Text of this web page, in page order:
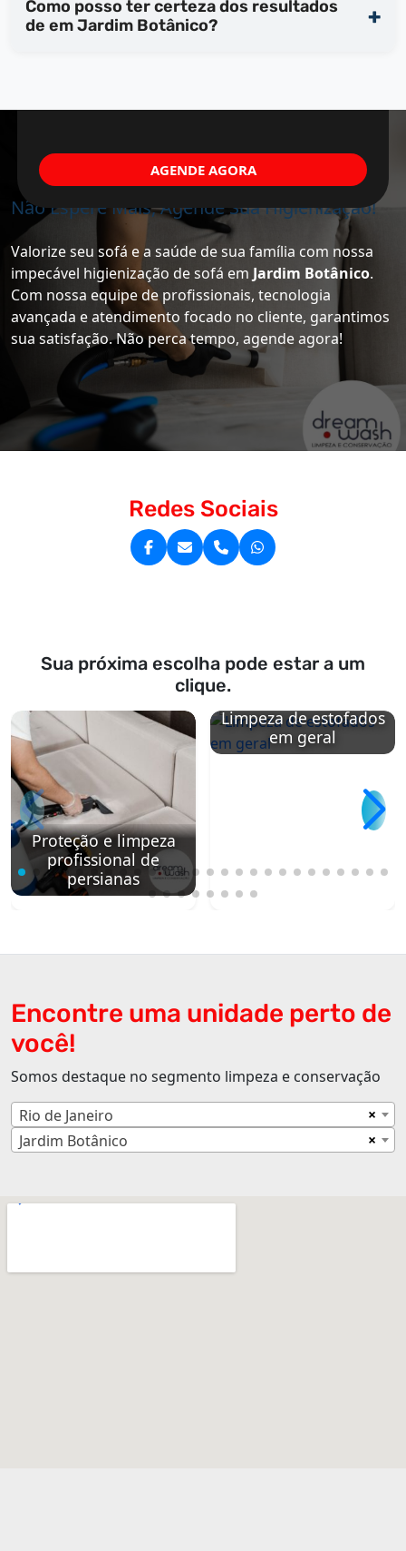
Como posso ter certeza dos resultados
de em Jardim Botânico?
Não Espere Mais, Agende Sua Higienização!
Valorize seu sofá e a saúde de sua família com nossa
impecável higienização de sofá em Jardim Botânico.
Com nossa equipe de profissionais, tecnologia
avançada e atendimento focado no cliente, garantimos
sua satisfação. Não perca tempo, agende agora!
AGENDE AGORA
Redes Sociais
Sua próxima escolha pode estar a um
clique.
Proteção e limpeza
profissional de
persianas
Limpeza de estofados
em geral
Encontre uma unidade perto de
você!
Somos destaque no segmento limpeza e conservação
×
Rio de Janeiro
×
Jardim Botânico